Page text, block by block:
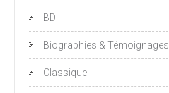
BD
Biographies & Témoignages
Classique